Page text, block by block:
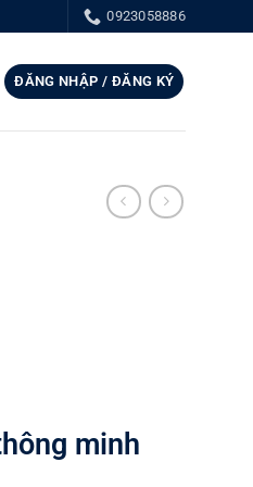
LƯỢNG. 0923058886
ĐĂNG NHẬP / ĐĂNG KÝ
minh